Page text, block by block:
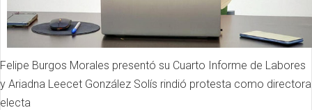
Felipe Burgos Morales presentó su Cuarto Informe de Labores
y Ariadna Leecet González Solís rindió protesta como directora
electa